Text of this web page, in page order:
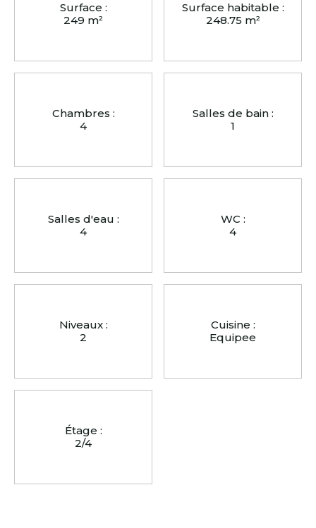
Surface :
249 m²
Surface habitable :
248.75 m²
Chambres :
4
Salles de bain :
1
Salles d'eau :
4
WC :
4
Niveaux :
2
Cuisine :
Equipee
Étage :
2/4